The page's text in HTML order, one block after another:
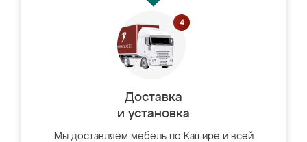
Доставка
и установка
Мы доставляем мебель по Кашире и всей